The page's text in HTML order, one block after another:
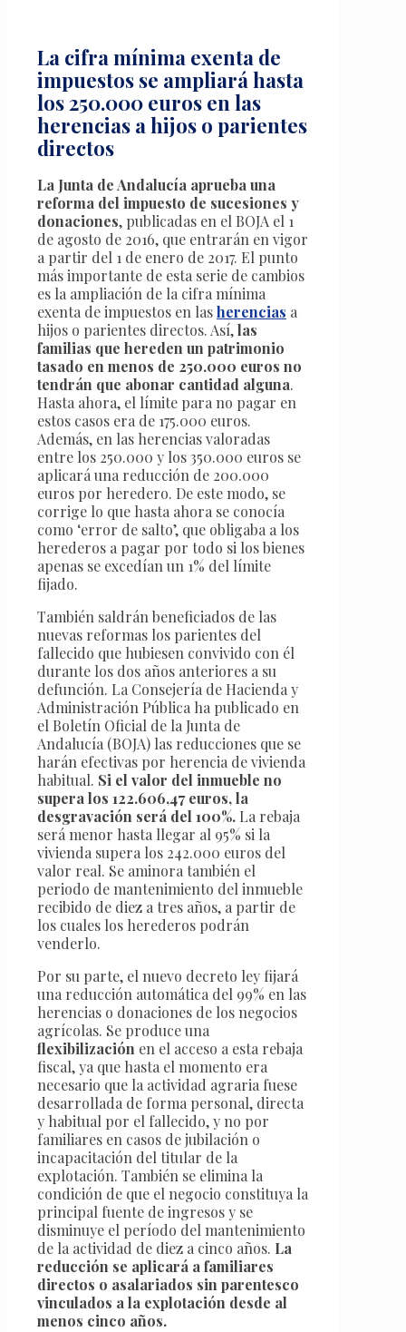
La cifra mínima exenta de
impuestos se ampliará hasta
los 250.000 euros en las
herencias a hijos o parientes
directos
La Junta de Andalucía aprueba una
reforma del impuesto de sucesiones y
donaciones, publicadas en el BOJA el 1
de agosto de 2016, que entrarán en vigor
a partir del 1 de enero de 2017. El punto
más importante de esta serie de cambios
es la ampliación de la cifra mínima
exenta de impuestos en lasherencias a
hijos o parientes directos. Así,las
familias que hereden un patrimonio
tasado en menos de 250.000 euros no
tendrán que abonar cantidad alguna.
Hasta ahora, el límite para no pagar en
estos casos era de 175.000 euros.
Además, en las herencias valoradas
entre los 250.000 y los 350.000 euros se
aplicará una reducción de 200.000
euros por heredero. De este modo, se
corrige lo que hasta ahora se conocía
como ‘error de salto’, que obligaba a los
herederos a pagar por todo si los bienes
apenas se excedían un 1% del límite
fijado.
También saldrán beneficiados de las
nuevas reformas los parientes del
fallecido que hubiesen convivido con él
durante los dos años anteriores a su
defunción. La Consejería de Hacienda y
Administración Pública ha publicado en
el Boletín Oficial de la Junta de
Andalucía (BOJA) las reducciones que se
harán efectivas por herencia de vivienda
habitual. Si el valor del inmueble no
supera los 122.606,47 euros, la
desgravación será del 100%. La rebaja
será menor hasta llegar al 95% si la
vivienda supera los 242.000 euros del
valor real. Se aminora también el
periodo de mantenimiento del inmueble
recibido de diez a tres años, a partir de
los cuales los herederos podrán
venderlo.
Por su parte, el nuevo decreto ley fijará
una reducción automática del 99% en las
herencias o donaciones de los negocios
agrícolas. Se produce una
flexibilización en el acceso a esta rebaja
fiscal, ya que hasta el momento era
necesario que la actividad agraria fuese
desarrollada de forma personal, directa
y habitual por el fallecido, y no por
familiares en casos de jubilación o
incapacitación del titular de la
explotación. También se elimina la
condición de que el negocio constituya la
principal fuente de ingresos y se
disminuye el período del mantenimiento
de la actividad de diez a cinco años. La
reducción se aplicará a familiares
directos o asalariados sin parentesco
vinculados a la explotación desde al
menos cinco años.